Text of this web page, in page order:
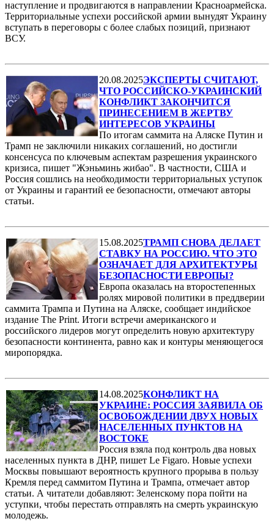
наступление и продвигаются в направлении Красноармейска.
Территориальные успехи российской армии вынудят Украину
вступать в переговоры с более слабых позиций, признают
ВСУ.
20.08.2025ЭКСПЕРТЫ СЧИТАЮТ,
ЧТО РОССИЙСКО-УКРАИНСКИЙ
КОНФЛИКТ ЗАКОНЧИТСЯ
ПРИНЕСЕНИЕМ В ЖЕРТВУ
ИНТЕРЕСОВ УКРАИНЫ
По итогам саммита на Аляске Путин и
Трамп не заключили никаких соглашений, но достигли
консенсуса по ключевым аспектам разрешения украинского
кризиса, пишет "Жэньминь жибао". В частности, США и
Россия сошлись на необходимости территориальных уступок
от Украины и гарантий ее безопасности, отмечают авторы
статьи.
15.08.2025ТРАМП СНОВА ДЕЛАЕТ
СТАВКУ НА РОССИЮ. ЧТО ЭТО
ОЗНАЧАЕТ ДЛЯ АРХИТЕКТУРЫ
БЕЗОПАСНОСТИ ЕВРОПЫ?
Европа оказалась на второстепенных
ролях мировой политики в преддверии
саммита Трампа и Путина на Аляске, сообщает индийское
издание The Print. Итоги встречи американского и
российского лидеров могут определить новую архитектуру
безопасности континента, равно как и контуры меняющегося
миропорядка.
14.08.2025КОНФЛИКТ НА
УКРАИНЕ: РОССИЯ ЗАЯВИЛА ОБ
ОСВОБОЖДЕНИИ ДВУХ НОВЫХ
НАСЕЛЕННЫХ ПУНКТОВ НА
ВОСТОКЕ
Россия взяла под контроль два новых
населенных пункта в ДНР, пишет Le Figaro. Новые успехи
Москвы повышают вероятность крупного прорыва в пользу
Кремля перед саммитом Путина и Трампа, отмечает автор
статьи. А читатели добавляют: Зеленскому пора пойти на
уступки, чтобы перестать отправлять на смерть украинскую
молодежь.